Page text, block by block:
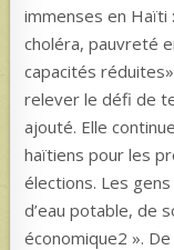
immenses en Haïti
choléra, pauvreté
capacités
relever le défi de
ajouté. Elle
haïtiens pour les
élections. Les
d’eau potable, de
économique2 ».